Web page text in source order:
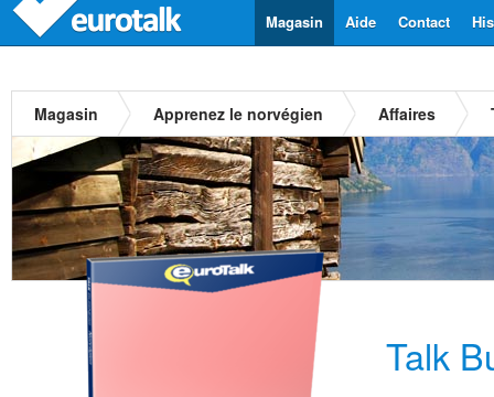
Contact
Aide
Magasin
Magasin Apprenez le norvégien Affaires
Talk